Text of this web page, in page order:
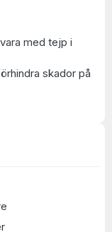
med tejp i
skador på